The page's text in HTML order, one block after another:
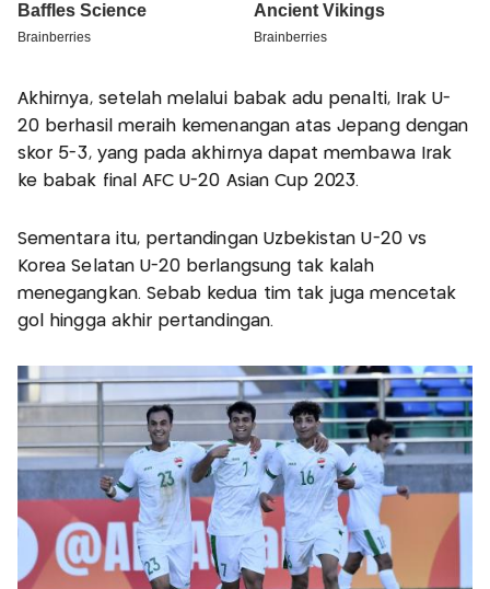
Akhirnya, setelah melalui babak adu penalti, Irak U-
20 berhasil meraih kemenangan atas Jepang dengan
skor 5-3, yang pada akhirnya dapat membawa Irak
ke babak final AFC U-20 Asian Cup 2023.
Sementara itu, pertandingan Uzbekistan U-20 vs
Korea Selatan U-20 berlangsung tak kalah
menegangkan. Sebab kedua tim tak juga mencetak
gol hingga akhir pertandingan.